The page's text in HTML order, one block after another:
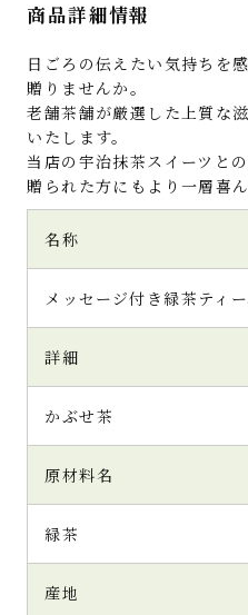
商品詳細情報
日ごろの伝えたい気持ちを
贈りませんか。
老舗茶舗が厳選した上質な
いたします。
当店の宇治抹茶スイーツとの
贈られた方にもより一層喜
名称
メッセージ付き緑茶ティ
詳細
かぶせ茶
原材料名
緑茶
産地